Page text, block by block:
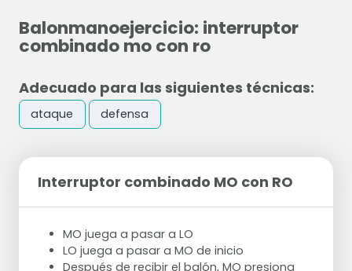
Balonmanoejercicio: interruptor
combinado mo con ro
Adecuado para las siguientes técnicas:
ataque defensa
Interruptor combinado MO con RO
MO juega a pasar a LO
LO juega a pasar a MO de inicio
Después de recibir el balón, MO presiona